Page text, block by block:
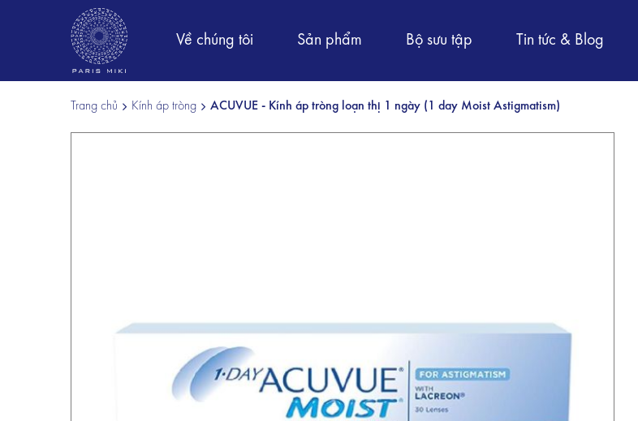
Về chúng tôi Sản phẩm Bộ sưu tập Tin tức & Blog
Trang chủ Kính áp tròng ACUVUE - Kính áp tròng loạn thị 1 ngày (1 day Moist Astigmatism)